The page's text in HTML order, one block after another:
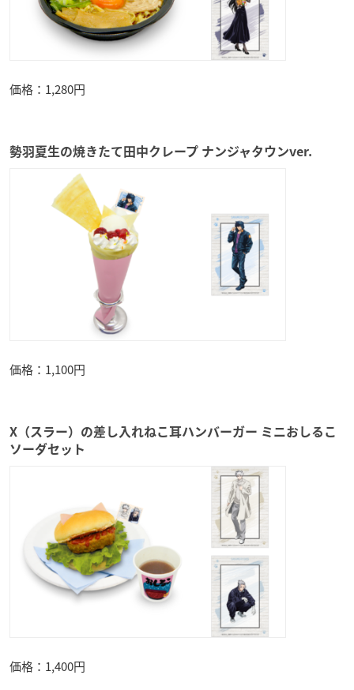
価格：1,280円
勢羽夏生の焼きたて田中クレープ ナンジャタウンver.
価格：1,100円
X（スラー）の差し入れねこ耳ハンバーガー ミニおしるこ
ソーダセット
価格：1,400円